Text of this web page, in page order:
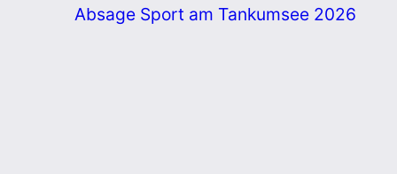
Absage Sport am Tankumsee 2026